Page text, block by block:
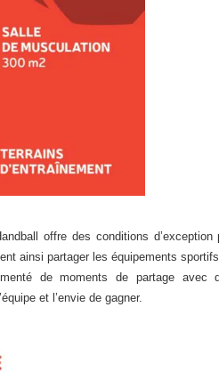
offre des conditions d’exception
ainsi partager les équipements
de moments de partage avec
et l’envie de gagner.